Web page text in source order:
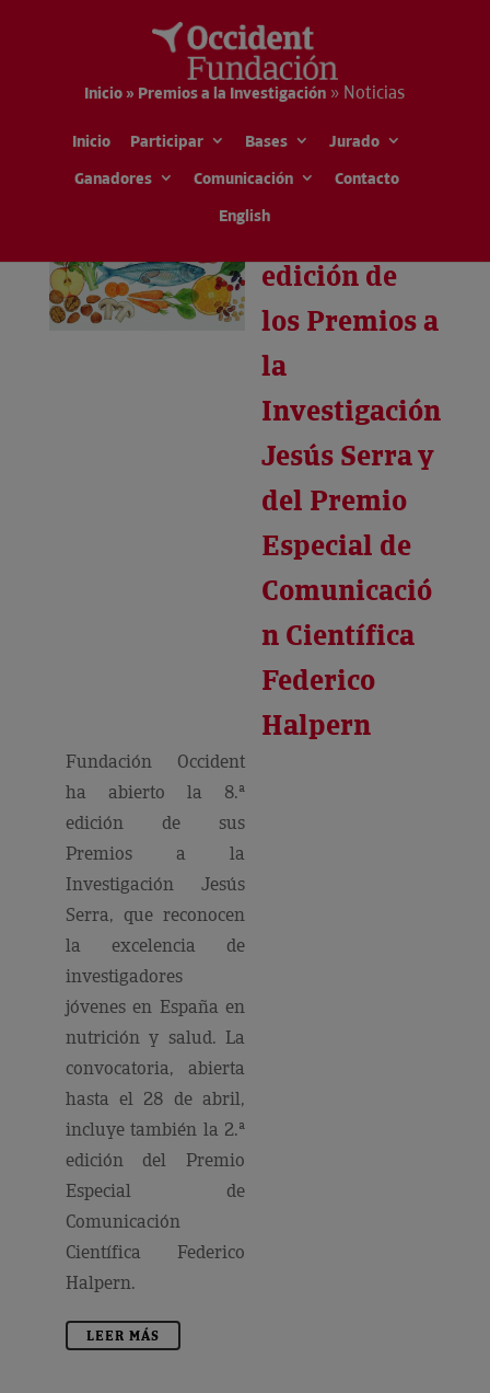
Inicio » Premios a la Investigación » Noticias
Inicio Participar Bases
Jurado
Ganadores
Comunicación
Contacto
EnglishNueva
edición de
los Premios a
la
Investigación
Jesús Serra y
del Premio
Especial de
Comunicació
n Científica
Federico
Halpern
Fundación Occident
ha abierto la 8.ª
edición de sus
Premios a la
Investigación Jesús
Serra, que reconocen
la excelencia de
investigadores
jóvenes en España en
nutrición y salud. La
convocatoria, abierta
hasta el 28 de abril,
incluye también la 2.ª
edición del Premio
Especial de
Comunicación
Científica Federico
Halpern.
LEER MÁS